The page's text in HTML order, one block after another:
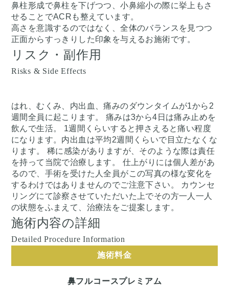
鼻柱形成で鼻柱を下げつつ、小鼻縮小の際に挙上もさ
せることでACRも整えています。
高さを意識するのではなく、全体のバランスを見つつ
正面からすっきりした印象を与えるお施術です。
リスク・副作用
Risks & Side Effects
はれ、むくみ、内出血、痛みのダウンタイムが1から2
週間全員に起こります。 痛みは3から4日は痛み止めを
飲んで生活。 1週間くらいすると押さえると痛い程度
になります。内出血は平均2週間くらいで目立たなくな
ります。 稀に感染がありますが、そのような際は責任
を持って当院で治療します。 仕上がりには個人差があ
るので、手術を受けた人全員がこの写真の様な変化を
するわけではありませんのでご注意下さい。 カウンセ
リングにて診察させていただいた上でその方一人一人
の状態をふまえて、治療法をご提案します。
施術内容の詳細
Detailed Procedure Information
施術料金
鼻フルコースプレミアム